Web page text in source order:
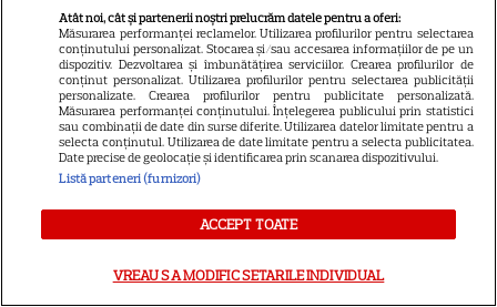
Noutăți Hollywood: Netflix
amână „Hannibal”, Joaquin
Phoenix pregătește „Polaris”,
iar „Heat 2” intră în producție
NETFLIX
Lovitură totală pentru Netflix!
Starurile din „Harry Potter” și
„Game of Thrones” fac echipă
Atât noi, cât și partenerii noștri prelucrăm datele pentru a oferi:
Măsurarea performanței reclamelor. Utilizarea profilurilor pentru selectarea
conținutului personalizat. Stocarea și/sau accesarea informațiilor de pe un
dispozitiv. Dezvoltarea și îmbunătățirea serviciilor. Crearea profilurilor de
conținut personalizat. Utilizarea profilurilor pentru selectarea publicității
personalizate. Crearea profilurilor pentru publicitate personalizată.
Măsurarea performanței conținutului. Înțelegerea publicului prin statistici
sau combinații de date din surse diferite. Utilizarea datelor limitate pentru a
selecta conținutul. Utilizarea de date limitate pentru a selecta publicitatea.
Date precise de geolocație și identificarea prin scanarea dispozitivului.
Listă parteneri (furnizori)
ACCEPT TOATE
VREAU SA MODIFIC SETARILE INDIVIDUAL